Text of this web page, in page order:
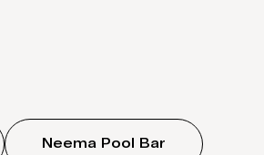
Neema Pool Bar